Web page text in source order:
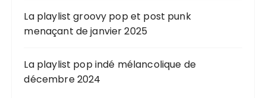
La playlist groovy pop et post punk
menaçant de janvier 2025
La playlist pop indé mélancolique de
décembre 2024